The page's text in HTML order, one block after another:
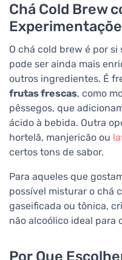
Chá Cold Brew
O chá cold brew é por
pode ser ainda mais
outros ingredientes. É
frutas frescas, como
pêssegos, que
ácido à bebida. Outra
hortelã, manjericão ou
certos tons de sabor.
Para aqueles que
possível misturar o chá
gaseificada ou tônica,
não alcoólico ideal para
Por Que